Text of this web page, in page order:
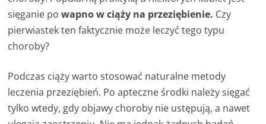
sięganie powapno w ciąży na przeziębienie. Czy
pierwiastek ten faktycznie może leczyć tego typu
choroby?
Podczas ciąży warto stosować naturalne metody
leczenia przeziębień. Po apteczne środki należy sięgać
tylko wtedy, gdy objawy choroby nie ustępują, a nawet